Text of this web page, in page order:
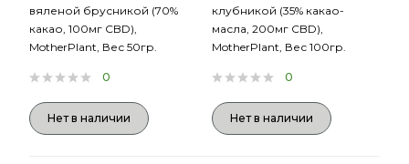
вяленой брусникой (70%
какао, 100мг CBD),
MotherPlant, Вес 50гр.
0
Нет в наличии
клубникой (35% какао-
масла, 200мг CBD),
MotherPlant, Вес 100гр.
0
Нет в наличии